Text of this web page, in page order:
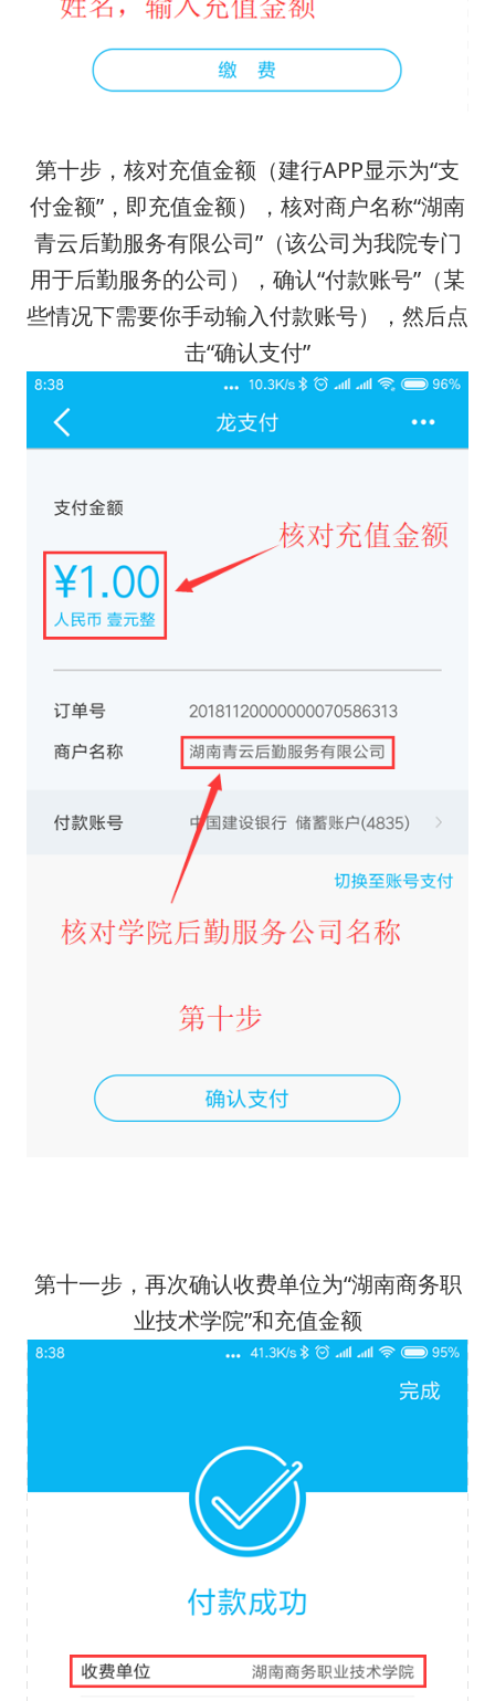
第十步，核对充值金额（建行APP显示为“支
付金额”，即充值金额），核对商户名称“湖南
青云后勤服务有限公司”（该公司为我院专门
用于后勤服务的公司），确认“付款账号”（某
些情况下需要你手动输入付款账号），然后点
击“确认支付”
第十一步，再次确认收费单位为“湖南商务职
业技术学院”和充值金额